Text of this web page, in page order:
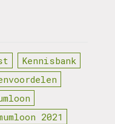
Kennisbank
2021